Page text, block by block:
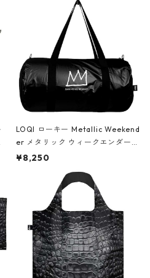
LOQI ローキー Metallic Weekend
er メタリック ウィークエンダー
ボストンバッグ ショルダーバッグ
Black ジャン=ミッシェル・バスキ
ア/クラウン ブラック
¥8,250